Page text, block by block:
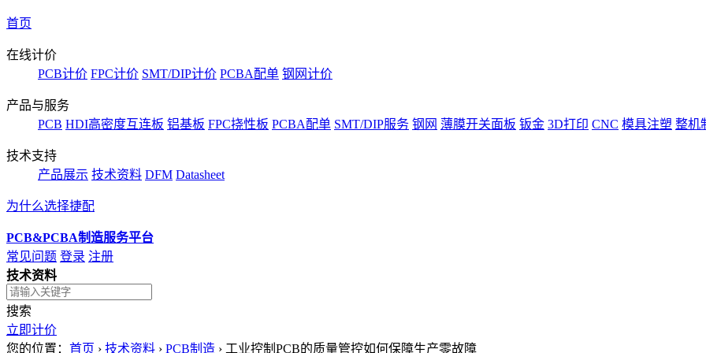
首页
在线计价
PCB计价 FPC计价 SMT/DIP计价 PCBA配单 钢网计价
产品与服务
PCB HDI高密度互连板 铝基板 FPC挠性板 PCBA配单 SMT/DIP服务 钢网 薄膜开关面板 钣金 3D打印 CNC 模具注塑 整机
技术支持
产品展示 技术资料 DFM Datasheet
为什么选择捷配
PCB&PCBA制造服务平台
常见问题 登录 注册
技术资料
搜索
立即计价
您的位置： 首页 › 技术资料 › PCB制造 › 工业控制PCB的质量管控如何保障生产零故障